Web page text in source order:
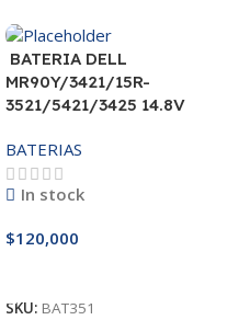
BATERIA DELL
MR90Y/3421/15R-
3521/5421/3425 14.8V
BATERIAS
In stock
$120,000
SKU: BAT351